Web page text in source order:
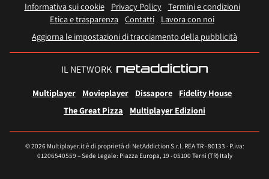
Informativa sui cookie Privacy Policy
Termini e condizioni
Etica e trasparenza Contatti
Lavora con noi
Aggiorna le impostazioni di tracciamento della pubblicità
IL NETWORK
Multiplayer Movieplayer Dissapore
Fidelity House
The Great Pizza
Multiplayer Edizioni
© 2026 Multiplayer.it è di proprietà di NetAddiction S.r.l. REA TR - 80133 - P.iva:
01206540559 – Sede Legale: Piazza Europa, 19 - 05100 Terni (TR) Italy